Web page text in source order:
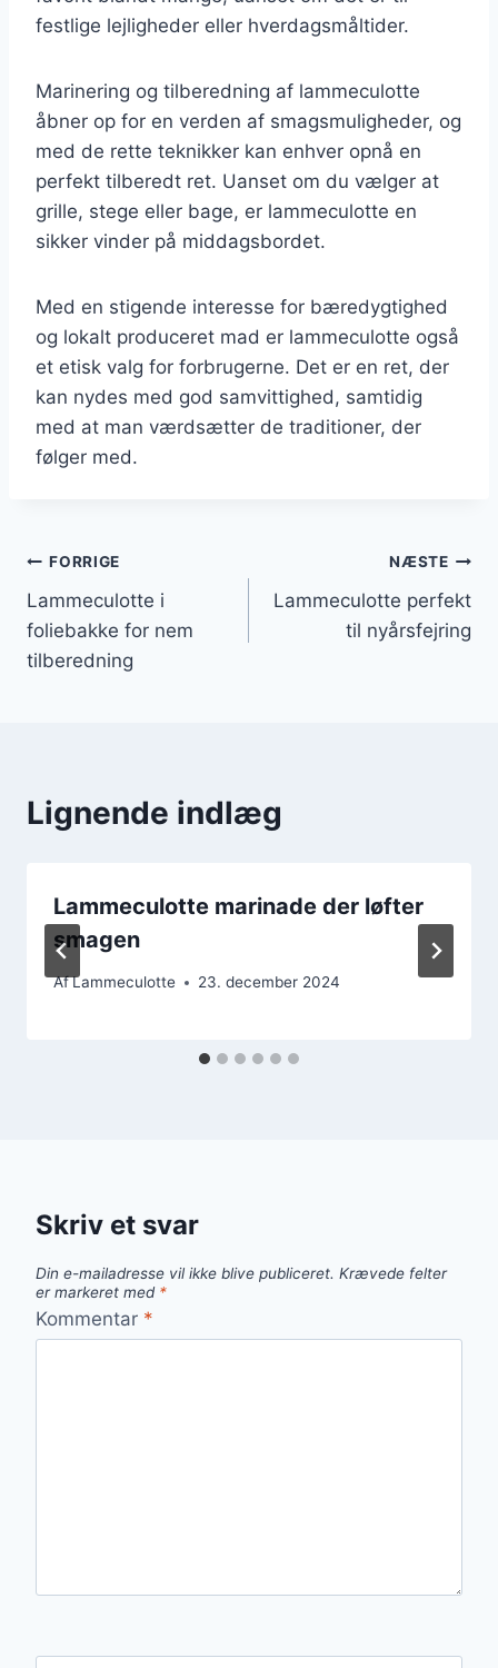
festlige lejligheder eller hverdagsmåltider.
Marinering og tilberedning af lammeculotte
åbner op for en verden af smagsmuligheder, og
med de rette teknikker kan enhver opnå en
perfekt tilberedt ret. Uanset om du vælger at
grille, stege eller bage, er lammeculotte en
sikker vinder på middagsbordet.
Med en stigende interesse for bæredygtighed
og lokalt produceret mad er lammeculotte også
et etisk valg for forbrugerne. Det er en ret, der
kan nydes med god samvittighed, samtidig
med at man værdsætter de traditioner, der
følger med.
Indlægsnavigation
FORRIGE
Lammeculotte i
foliebakke for nem
tilberedning
NÆSTE
Lammeculotte perfekt
til nyårsfejring
Lignende indlæg
Lammeculotte marinade der løfter
smagen
AfLammeculotte 23. december 2024
Skriv et svar
Din e-mailadresse vil ikke blive publiceret. Krævede felter
er markeret med *
Kommentar *